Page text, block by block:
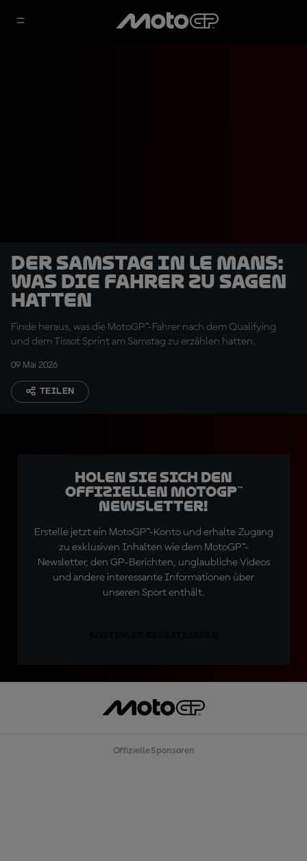
Der Samstag in Le Mans:
Was die Fahrer zu sagen
hatten
Finde heraus, was die MotoGP™-Fahrer nach dem Qualifying
und dem Tissot Sprint am Samstag zu erzählen hatten.
09 Mai 2026
TEILEN
Holen Sie sich den
offiziellen MotoGP™
Newsletter!
Erstelle jetzt ein MotoGP™-Konto und erhalte Zugang
zu exklusiven Inhalten wie dem MotoGP™-
Newsletter, den GP-Berichten, unglaubliche Videos
und andere interessante Informationen über
unseren Sport enthält.
Offizielle Sponsoren